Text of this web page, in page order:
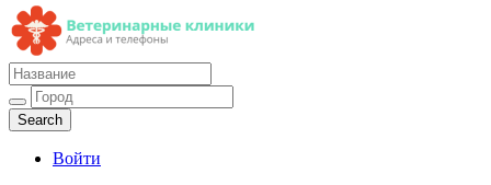
Ветеринарные клиники
Адреса и телефоны
Войти